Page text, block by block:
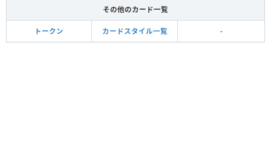
その他のカード一覧
トークン カードスタイル一覧 -